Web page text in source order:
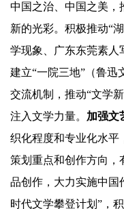
中国之治、中国之美，
新的光彩。积极推动“
学现象、广东东莞素人
建立“一院三地”（鲁迅
交流机制，推动“文学
注入文学力量。 加强文
织化程度和专业化水平
策划重点和创作方向，
品创作，大力实施中国
时代文学攀登计划”，